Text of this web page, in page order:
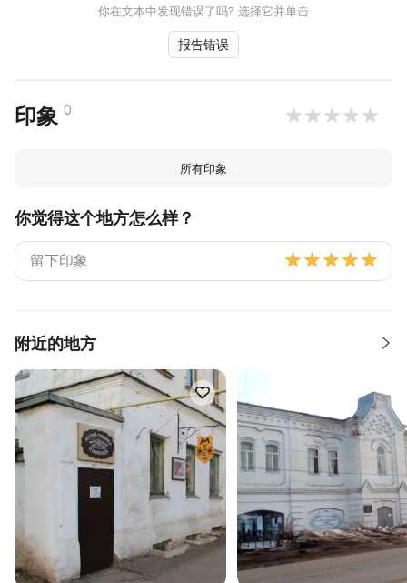
你在文本中发现错误了吗? 选择它并单击
报告错误
印象 0
所有印象
你觉得这个地方怎么样？
附近的地方